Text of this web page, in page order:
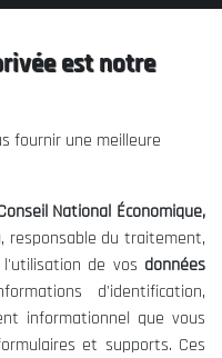
Date de
publication
est notre
fournir une meilleure
National Économique,
, responsable du traitement,
de vos données
d'identification,
informationnel que vous
et supports. Ces